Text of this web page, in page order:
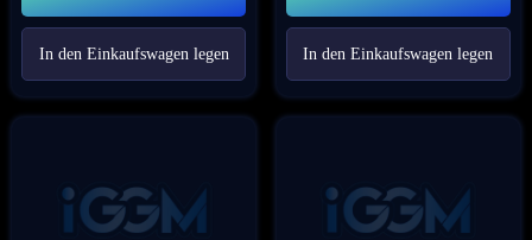
In den Einkaufswagen legen In den Einkaufswagen legen